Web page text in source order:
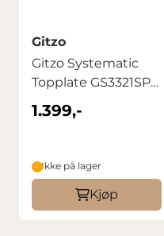
Gitzo
Gitzo Systematic
Topplate GS3321SP
Serie 3
1.399,-
Ikke på lager
Kjøp